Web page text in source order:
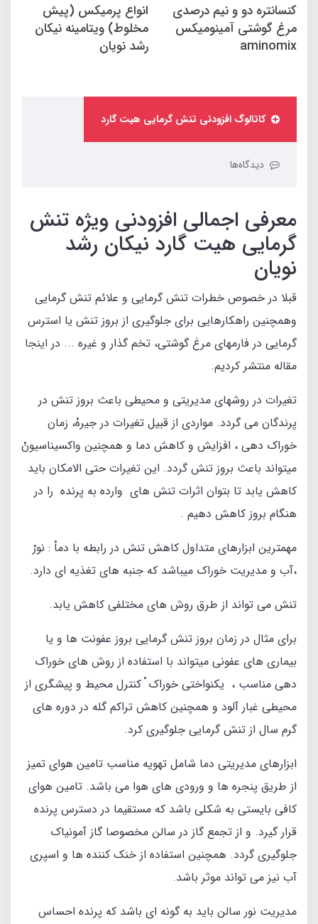
کنسانتره دو و نیم درصدی
مرغ گوشتی آمینومیکس
aminomix
انواع پرمیکس (پیش
مخلوط) ویتامینه نیکان
رشد نویان
کاتالوگ افزودنی تنش گرمایی هیت گارد
دیدگاه‌ها
معرفی اجمالی افزودنی ویژه تنش
گرمایی هیت گارد نیکان رشد
نویان
قبلا در خصوص خطرات تنش گرمایی و علائم تنش گرمایی
وهمچنین راهکارهایی برای جلوگیری از بروز تنش یا استرس
گرمایی در فارمهای مرغ گوشتی، تخم گذار و غیره ... در اینجا
مقاله منتشر کردیم.
تغیرات در روشهای مدیریتی و محیطی باعث بروز تنش در
پرندگان می گردد. مواردی از قبیل تغیرات در جیرهْ، زمان
خوراک دهی ، افزایش و کاهش دما و همچنین واکسیناسیونْ
میتواند باعث بروز تنش گردد. این تغیرات حتی الامکان باید
کاهش یابد تا بتوان اثرات تنش های وارده به پرنده را در
هنگام بروز کاهش دهیم .
مهمترین ابزارهای متداول کاهش تنش در رابطه با دماْ : نورْ
،آب و مدیریت خوراک میباشد که جنبه های تغذیه ای دارد.
تنش می تواند از طرق روش های مختلفی کاهش یابد.
برای مثال در زمان بروز تنش گرمایی بروز عفونت ها و یا
بیماری های عفونی میتواند با استفاده از روش های خوراک
دهی مناسب ، یکنواختی خوراک ْ کنترل محیط و پیشگری از
محیطی غبار آلود و همچنین کاهش تراکم گله در دوره های
گرم سال از تنش گرمایی جلوگیری کرد.
ابزارهای مدیریتی دما شامل تهویه مناسب تامین هوای تمیز
از طریق پنجره ها و ورودی های هوا می باشد. تامین هوای
کافی بایستی به شکلی باشد که مستقیما در دسترس پرنده
قرار گیرد. و از تجمع گاز در سالن مخصوصا گاز آمونیاک
جلوگیری گردد. همچنین استفاده از خنک کننده ها و اسپری
آب نیز می تواند موثر باشد.
مدیریت نور سالن باید به گونه ای باشد که پرنده احساس